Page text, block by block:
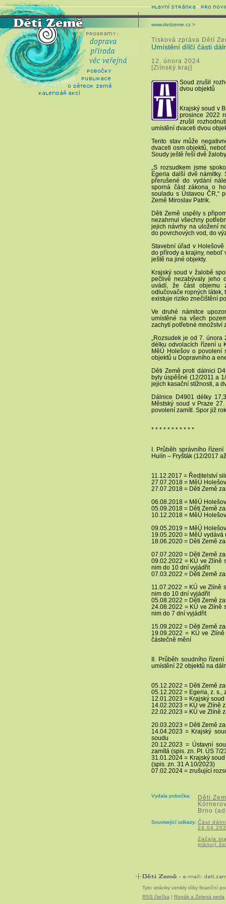
www.detizeme.cz >
Tisková zpráva Dětí
Umístění dílčí části
12. února 2024
[Zlínský kraj]
Soud zrušil
dvou objektů
Krajský soud v
prosince 2022
zrušil
umístění dvaceti dvou
Tento stav může
dvaceti osm objektů,
Soudy ještě řeší dvě
„S rozsudkem jsme
Egeria další dvě
přerušené do vydání
sporná část zákona o
souladu s Ústavou ČR,“
Země Miroslav Patrik.
Děti Země uspěly s
nezahrnul všechny
jejich návrhy na uložení
do povrchových vod, do
Stavební úřad v
do přírody a krajiny, neboť
ještě na jiné objekty.
Krajský soud v žalobě
pečlivě nezabývaly jeho
uvádí, že část objemu
odlučovače ropných látek,
existuje riziko znečištění
Ve druhé námitce
umístěné na všech
zachytí potřebné množství
„Rozsudek je od 7.
délku odvolacích řízení u
MěÚ Holešov o povolení
objektů u Dopravního a
Děti Země proti dálnici
byly úspěšné (12/2011 a
jejich kasační stížnosti, a
Dálnice D4901 délky
Městský soud v Praze
povolení zamítl. Spor již
* * * * * * * * * * *
I. Průběh správního
Hulín – Fryšták (12/2017
11.12.2017 = Ředitelství
27.07.2018 = MěÚ
27.07.2018 = Děti Země
06.08.2018 = MěÚ
05.09.2018 = Děti Země
10.12.2018 = MěÚ
09.05.2019 = MěÚ
19.05.2020 = MěÚ
18.06.2020 = Děti Země
07.07.2020 = Děti Země
09.02.2022 = KÚ ve Zlíně
nim do 10 dní vyjádřit
07.03.2022 = Děti Země
11.07.2022 = KÚ ve Zlíně
nim do 10 dní vyjádřit
05.08.2022 = Děti Země
24.08.2022 = KÚ ve Zlíně
nim do 7 dní vyjádřit
15.09.2022 = Děti Země
19.09.2022 = KÚ ve
částečně mění
II. Průběh soudního
umístění 22 objektů na
05.12.2022 = Děti Země
05.12.2022 = Egeria, z. s.,
12.01.2023 = Krajský
14.02.2023 = KÚ ve Zlíně
22.02.2023 = KÚ ve Zlíně
20.03.2023 = Děti Země
14.04.2023 = Krajský
soudu
20.12.2023 = Ústavní
zamítá (spis. zn. Pl. ÚS 7/
31.01.2024 = Krajský
(spis. zn. 31 A 10/2023)
07.02.2024 = zrušující
Vydala pobočka:
Děti
Brno
Související odkazy: Část
Začala
plánují
Tyto stránky vznikly díky finanční
RSS čtečka | Ropák a Zelená perla